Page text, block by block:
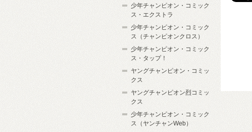
少年チャンピオン・コミック
ス・エクストラ
少年チャンピオン・コミック
ス（チャンピオンクロス）
少年チャンピオン・コミック
ス・タップ！
ヤングチャンピオン・コミッ
クス
ヤングチャンピオン烈コミッ
クス
少年チャンピオン・コミック
ス（ヤンチャンWeb）